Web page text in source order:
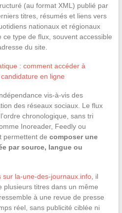
(au format XML) publié par
titres, résumés et liens vers
nationaux et régionaux
type de flux, souvent accessible
du site.
: comment accéder à
en ligne
vis-à-vis des
des réseaux sociaux. Le flux
chronologique, sans tri
Inoreader, Feedly ou
permettent de composer une
par source, langue ou
sur la-une-des-journaux.info, il
plusieurs titres dans un même
à une revue de presse
réel, sans publicité ciblée ni